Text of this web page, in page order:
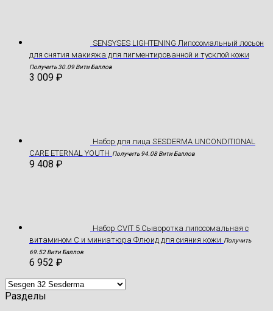
SENSYSES LIGHTENING Липосомальный лосьон
для снятия макияжа для пигментированной и тусклой кожи
Получить 30.09 Вити Баллов
3 009 ₽
Hабор для лица SESDERMA UNCONDITIONAL
CARE ETERNAL YOUTH Получить 94.08 Вити Баллов
9 408 ₽
Набор CVIT 5 Сыворотка липосомальная с
витамином С и миниатюра Флюид для сияния кожи Получить
69.52 Вити Баллов
6 952 ₽
Разделы